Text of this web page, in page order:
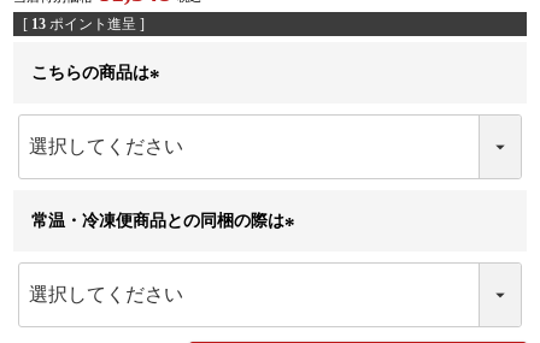
[ 13 ポイント進呈 ]
こちらの商品は
須
)
常温・冷凍便商品との同梱の際は
)